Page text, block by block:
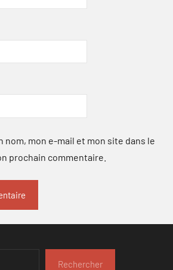
nom, mon e-mail et mon site dans le
prochain commentaire.
Rechercher